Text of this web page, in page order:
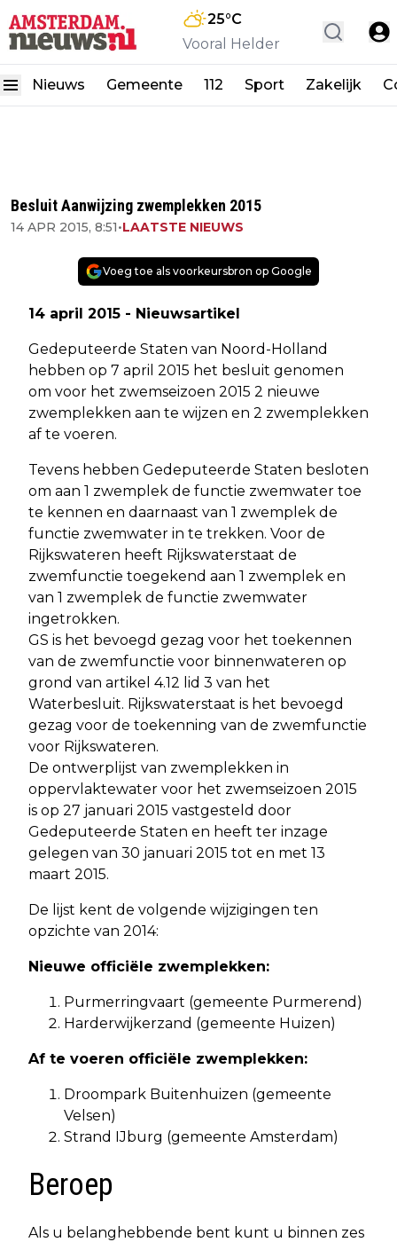
25°C
Vooral Helder
Nieuws Gemeente 112 Sport Zakelijk
Besluit Aanwijzing zwemplekken 2015
14 APR 2015, 8:51•LAATSTE NIEUWS
Voeg toe als voorkeursbron op Google
14 april 2015 - Nieuwsartikel
Gedeputeerde Staten van Noord-Holland
hebben op 7 april 2015 het besluit genomen
om voor het zwemseizoen 2015 2 nieuwe
zwemplekken aan te wijzen en 2 zwemplekken
af te voeren.
Tevens hebben Gedeputeerde Staten besloten
om aan 1 zwemplek de functie zwemwater toe
te kennen en daarnaast van 1 zwemplek de
functie zwemwater in te trekken. Voor de
Rijkswateren heeft Rijkswaterstaat de
zwemfunctie toegekend aan 1 zwemplek en
van 1 zwemplek de functie zwemwater
ingetrokken.
GS is het bevoegd gezag voor het toekennen
van de zwemfunctie voor binnenwateren op
grond van artikel 4.12 lid 3 van het
Waterbesluit. Rijkswaterstaat is het bevoegd
gezag voor de toekenning van de zwemfunctie
voor Rijkswateren.
De ontwerplijst van zwemplekken in
oppervlaktewater voor het zwemseizoen 2015
is op 27 januari 2015 vastgesteld door
Gedeputeerde Staten en heeft ter inzage
gelegen van 30 januari 2015 tot en met 13
maart 2015.
De lijst kent de volgende wijzigingen ten
opzichte van 2014:
Nieuwe officiële zwemplekken:
Purmerringvaart (gemeente Purmerend)
Harderwijkerzand (gemeente Huizen)
Af te voeren officiële zwemplekken:
Droompark Buitenhuizen (gemeente
Velsen)
Strand IJburg (gemeente Amsterdam)
Beroep
Als u belanghebbende bent kunt u binnen zes